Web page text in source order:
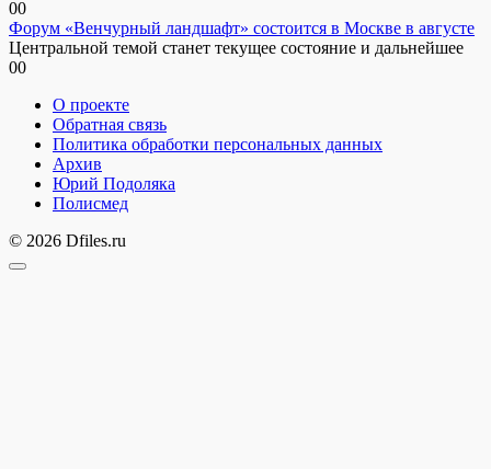
00
Форум «Венчурный ландшафт» состоится в Москве в августе
Центральной темой станет текущее состояние и дальнейшее
00
О проекте
Обратная связь
Политика обработки персональных данных
Архив
Юрий Подоляка
Полисмед
© 2026 Dfiles.ru